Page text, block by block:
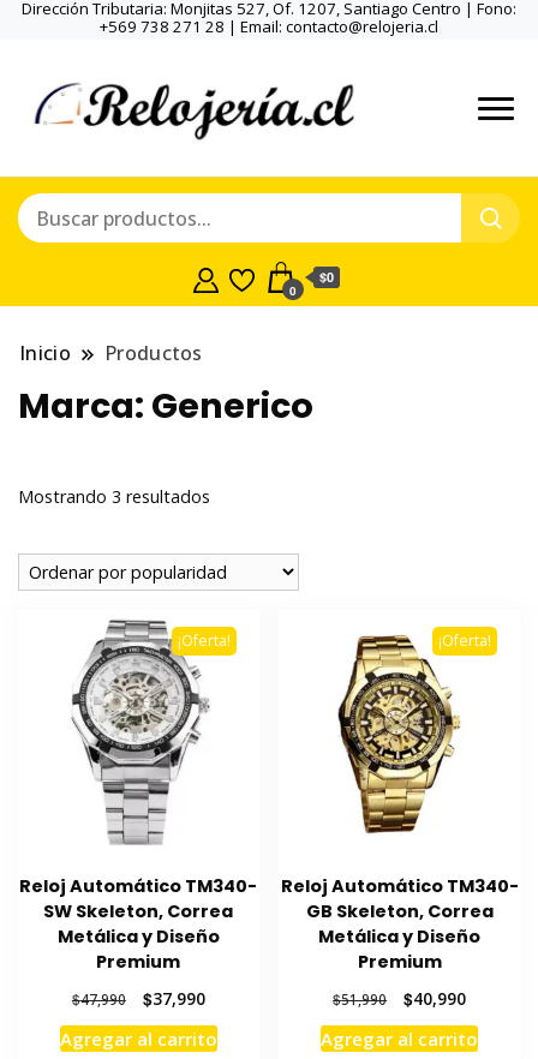
Dirección Tributaria: Monjitas 527, Of. 1207, Santiago Centro | Fono:
+569 738 271 28 | Email: contacto@relojeria.cl
0
$0
Inicio Productos
Marca: Generico
Mostrando 3 resultados
popularidad
¡Oferta!
Reloj Automático TM340-
SW Skeleton, Correa
Metálica y Diseño
Premium
$47,990
precio
original
$37,990El
precio
actual
Agregar al carrito
¡Oferta!
Reloj Automático TM340-
GB Skeleton, Correa
Metálica y Diseño
Premium
$51,990
El
precio
original
$40,990El
precio
actual
Agregar al carrito